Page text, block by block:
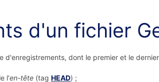
d'un fichier
d'enregistrements, dont le premier et le
l'en-tête (tag HEAD) ;